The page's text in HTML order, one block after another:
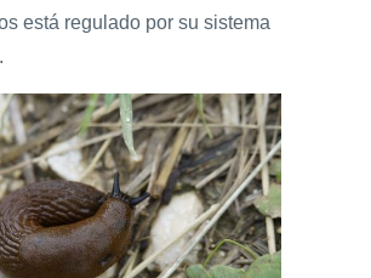
está regulado por su sistema